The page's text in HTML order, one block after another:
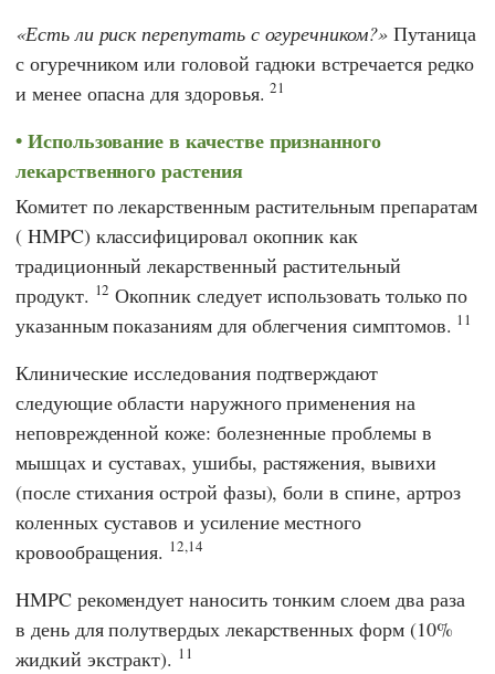
Есть ли риск перепутать с огуречником? Путаница
с огуречником или головой гадюки встречается редко
и менее опасна для здоровья.21
Использование в качестве признанного
лекарственного растения
Комитет по лекарственным растительным препаратам
( HMPC) классифицировал окопник как
традиционный лекарственный растительный
продукт. 12 Окопник следует использовать только по
указанным показаниям для облегчения симптомов. 11
Клинические исследования подтверждают
следующие области наружного применения на
неповрежденной коже: болезненные проблемы в
мышцах и суставах, ушибы, растяжения, вывихи
(после стихания острой фазы), боли в спине, артроз
коленных суставов и усиление местного
кровообращения. 12,14
HMPCрекомендует наносить тонким слоем два раза
в день для полутвердых лекарственных форм (10%
жидкий экстракт). 11